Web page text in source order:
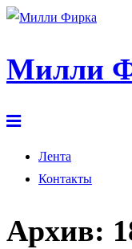
Милли
Лента
Контакты
Архив: